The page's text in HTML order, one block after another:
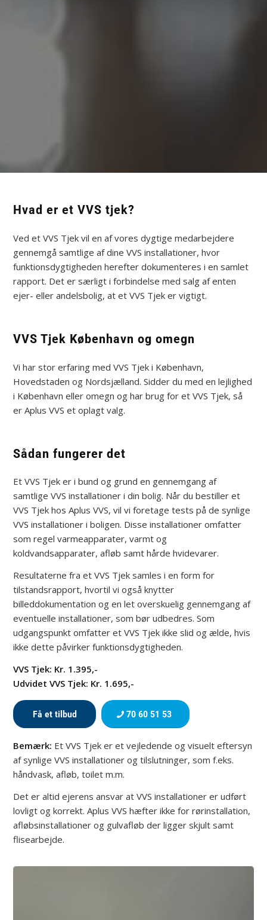
Hvad er et VVS tjek?
Ved et VVS Tjek vil en af vores dygtige medarbejdere
gennemgå samtlige af dine VVS installationer, hvor
funktionsdygtigheden herefter dokumenteres i en samlet
rapport. Det er særligt i forbindelse med salg af enten
ejer- eller andelsbolig, at et VVS Tjek er vigtigt.
VVS Tjek København og omegn
Vi har stor erfaring med VVS Tjek i København,
Hovedstaden og Nordsjælland. Sidder du med en lejlighed
i København eller omegn og har brug for et VVS Tjek, så
er Aplus VVS et oplagt valg.
Sådan fungerer det
Et VVS Tjek er i bund og grund en gennemgang af
samtlige VVS installationer i din bolig. Når du bestiller et
VVS Tjek hos Aplus VVS, vil vi foretage tests på de synlige
VVS installationer i boligen. Disse installationer omfatter
som regel varmeapparater, varmt og
koldvandsapparater, afløb samt hårde hvidevarer.
Resultaterne fra et VVS Tjek samles i en form for
tilstandsrapport, hvortil vi også knytter
billeddokumentation og en let overskuelig gennemgang af
eventuelle installationer, som bør udbedres. Som
udgangspunkt omfatter et VVS Tjek ikke slid og ælde, hvis
ikke dette påvirker funktionsdygtigheden.
VVS Tjek: Kr. 1.395,-
Udvidet VVS Tjek: Kr. 1.695,-
Få et tilbud 70 60 51 53
Bemærk: Et VVS Tjek er et vejledende og visuelt eftersyn
af synlige VVS installationer og tilslutninger, som f.eks.
håndvask, afløb, toilet m.m.
Det er altid ejerens ansvar at VVS installationer er udført
lovligt og korrekt. Aplus VVS hæfter ikke for rørinstallation,
afløbsinstallationer og gulvafløb der ligger skjult samt
flisearbejde.